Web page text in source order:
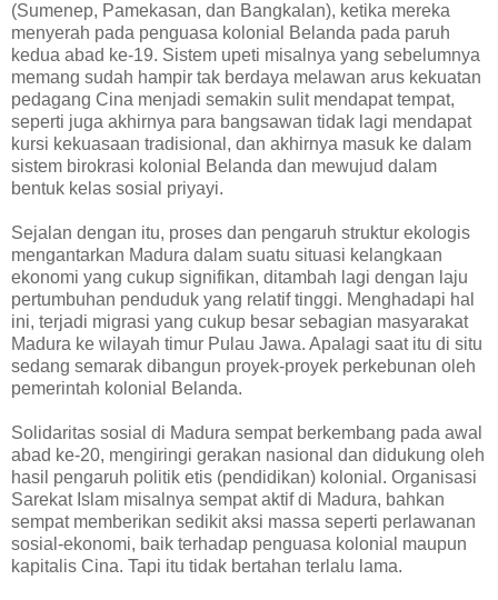
(Sumenep, Pamekasan, dan Bangkalan), ketika mereka
menyerah pada penguasa kolonial Belanda pada paruh
kedua abad ke-19. Sistem upeti misalnya yang sebelumnya
memang sudah hampir tak berdaya melawan arus kekuatan
pedagang Cina menjadi semakin sulit mendapat tempat,
seperti juga akhirnya para bangsawan tidak lagi mendapat
kursi kekuasaan tradisional, dan akhirnya masuk ke dalam
sistem birokrasi kolonial Belanda dan mewujud dalam
bentuk kelas sosial priyayi.
Sejalan dengan itu, proses dan pengaruh struktur ekologis
mengantarkan Madura dalam suatu situasi kelangkaan
ekonomi yang cukup signifikan, ditambah lagi dengan laju
pertumbuhan penduduk yang relatif tinggi. Menghadapi hal
ini, terjadi migrasi yang cukup besar sebagian masyarakat
Madura ke wilayah timur Pulau Jawa. Apalagi saat itu di situ
sedang semarak dibangun proyek-proyek perkebunan oleh
pemerintah kolonial Belanda.
Solidaritas sosial di Madura sempat berkembang pada awal
abad ke-20, mengiringi gerakan nasional dan didukung oleh
hasil pengaruh politik etis (pendidikan) kolonial. Organisasi
Sarekat Islam misalnya sempat aktif di Madura, bahkan
sempat memberikan sedikit aksi massa seperti perlawanan
sosial-ekonomi, baik terhadap penguasa kolonial maupun
kapitalis Cina. Tapi itu tidak bertahan terlalu lama.